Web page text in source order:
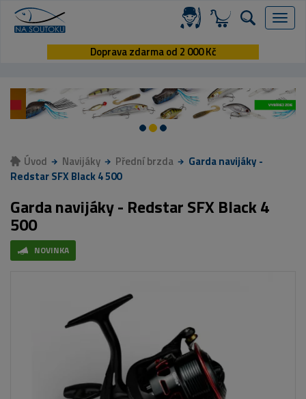
Menu
Doprava zdarma od 2 000 Kč
Úvod Navijáky Přední brzda
Garda navijáky -
Redstar SFX Black 4 500
Garda navijáky - Redstar SFX Black 4
500
NOVINKA